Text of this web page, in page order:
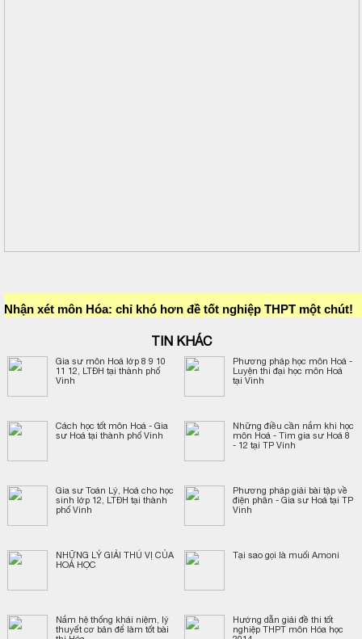
Nhận xét môn Hóa: chỉ khó hơn đề tốt nghiệp THPT một chút!
TIN KHÁC
Gia sư môn Hoá lớp 8 9 10
11 12, LTĐH tại thành phố
Vinh
Phương pháp học môn Hoá -
Luyện thi đại học môn Hoá
tại Vinh
Cách học tốt môn Hoá - Gia
sư Hoá tại thành phố Vinh
Những điều cần nắm khi học
môn Hoá - Tìm gia sư Hoá 8
- 12 tại TP Vinh
Gia sư Toán Lý, Hoá cho học
sinh lớp 12, LTĐH tại thành
phố Vinh
Phương pháp giải bài tập về
điện phân - Gia sư Hoá tại TP
Vinh
NHỮNG LÝ GIẢI THÚ VỊ CỦA
HOÁ HỌC
Tại sao gọi là muối Amoni
Nắm hệ thống khái niệm, lý
thuyết cơ bản để làm tốt bài
Hướng dẫn giải đề thi tốt
nghiệp THPT môn Hóa học